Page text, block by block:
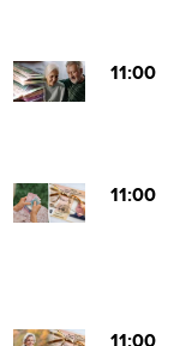
11:00
11:00
11:00